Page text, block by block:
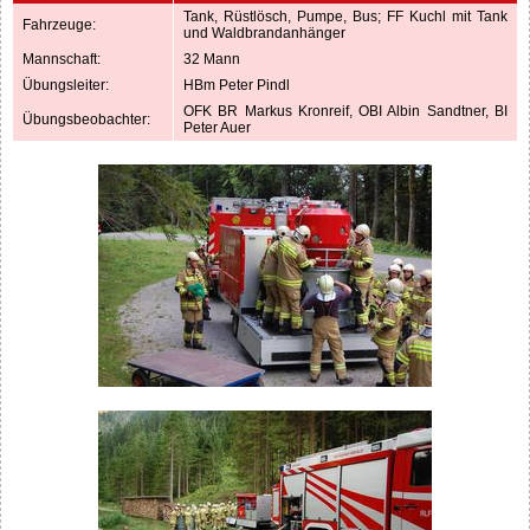
Fahrzeuge:
Tank, Rüstlösch, Pumpe, Bus; FF Kuchl mit Tank
und Waldbrandanhänger
Mannschaft:
32 Mann
Übungsleiter:
HBm Peter Pindl
Übungsbeobachter:
OFK BR Markus Kronreif, OBI Albin Sandtner, BI
Peter Auer